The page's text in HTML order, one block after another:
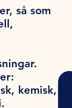
så som
kemisk,